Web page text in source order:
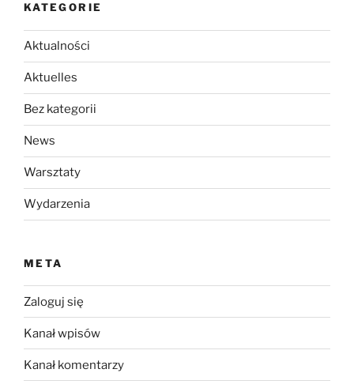
KATEGORIE
Aktualności
Aktuelles
Bez kategorii
News
Warsztaty
Wydarzenia
META
Zaloguj się
Kanał wpisów
Kanał komentarzy